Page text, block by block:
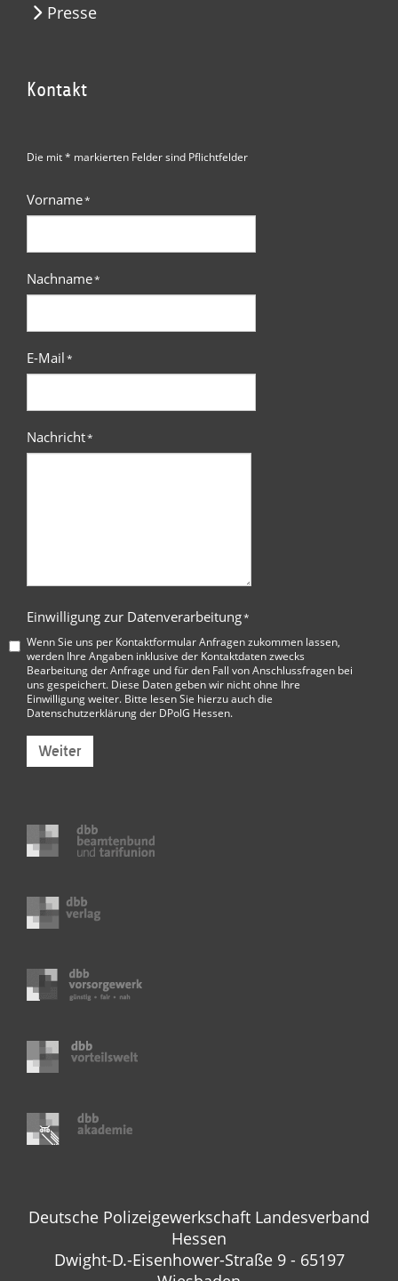
Presse
Kontakt
Die mit * markierten Felder sind Pflichtfelder
Vorname*
Nachname*
E-Mail*
Nachricht*
Einwilligung zur Datenverarbeitung*
Wenn Sie uns per Kontaktformular Anfragen zukommen lassen,
werden Ihre Angaben inklusive der Kontaktdaten zwecks
Bearbeitung der Anfrage und für den Fall von Anschlussfragen bei
uns gespeichert. Diese Daten geben wir nicht ohne Ihre
Einwilligung weiter. Bitte lesen Sie hierzu auch die
Datenschutzerklärung der DPolG Hessen.
Weiter
Deutsche Polizeigewerkschaft Landesverband
Hessen
Dwight-D.-Eisenhower-Straße 9 - 65197